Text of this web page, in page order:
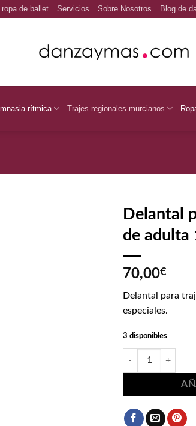
de ballet Servicios Sobre Nosotros Blog de
rítmica Trajes regionales murcianos
Delantal
de adulta
70,00€
Delantal para
especiales.
3 disponibles
Delantal para traje